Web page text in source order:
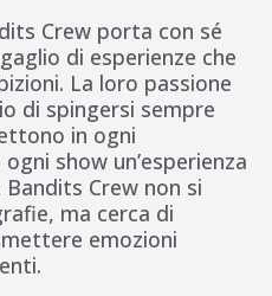
Crew porta con sé
di esperienze che
La loro passione
di spingersi sempre
in ogni
show un’esperienza
Crew non si
ma cerca di
emozioni